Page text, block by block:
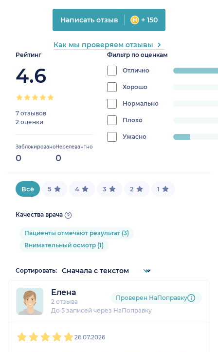
Рейтинг
4.6
7 отзывов
2 оценки
Заблокировано
0
Нерелевантно
0
Фильтр по оценкам
Отлично
progress:
Хорошо
0%
Нормально
0%
Плохо
progress:
Ужасно
11.11111111111111%
Написать отзыв + 150
Как мы проверяем отзывы
Всё 5 4 3 2 1
Качества врача
Пациенты отмечают результат (3)
Внимательный осмотр (1)
Сортировать:
Елена
2 отзыва
До 5 записей через НаПоправку
Проверен НаПоправку
26.07.2026